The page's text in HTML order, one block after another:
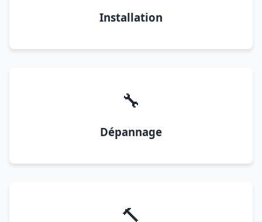
Installation
🔧
Dépannage
🔨